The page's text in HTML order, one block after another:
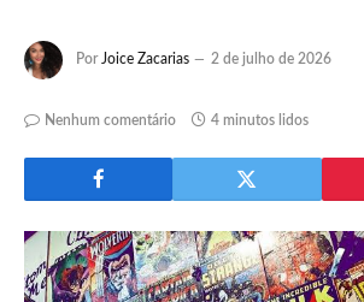
Por Joice Zacarias 2 de julho de 2026
Nenhum comentário 4 minutos lidos